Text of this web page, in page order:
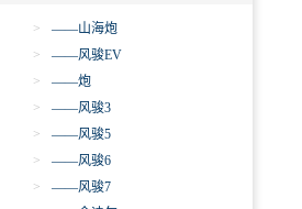
>
——山海炮
>
——风骏EV
>
——炮
>
——风骏3
>
——风骏5
>
——风骏6
>
——风骏7